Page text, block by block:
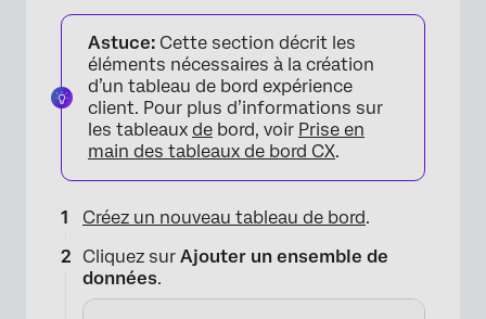
×
Astuce: Cette section décrit les
éléments nécessaires à la création
d’un tableau de bord expérience
client. Pour plus d’informations sur
les tableaux de bord, voir Prise en
main des tableaux de bord CX.
Créez un nouveau tableau de bord.
Cliquez sur Ajouter un ensemble de
données.